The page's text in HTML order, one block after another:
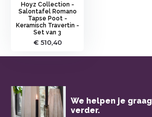
Hoyz Collection -
Salontafel Romano
Tapse Poot -
Keramisch Travertin -
Set van 3
€ 510,40
We helpen je graag
verder.